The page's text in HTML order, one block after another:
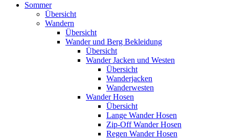
können
Touch-
und
Streichgesten
verwenden.
Sommer
Übersicht
Wandern
Übersicht
Wander und Berg Bekleidung
Übersicht
Wander Jacken und Westen
Übersicht
Wanderjacken
Wanderwesten
Wander Hosen
Übersicht
Lange Wander Hosen
Zip-Off Wander Hosen
Regen Wander Hosen